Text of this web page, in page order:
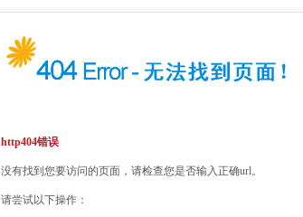
http404错误
没有找到您要访问的页面，请检查您是否输入正确url。
请尝试以下操作：